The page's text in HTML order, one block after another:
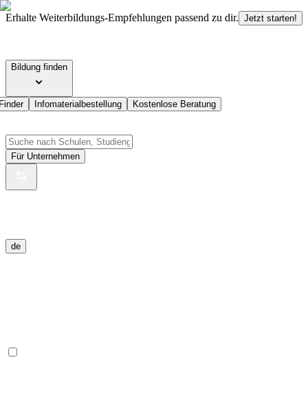
Erhalte Weiterbildungs-Empfehlungen passend zu dir. Jetzt starten!
Bildung finden
Infomaterialbestellung Kostenlose Beratung
Für Unternehmen
de